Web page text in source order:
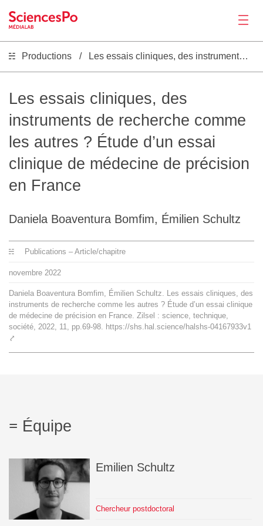
Actualités
Productions
Outils
Recrutement
L'équipe
Le médialab
FR|EN
Productions Les essais cliniques, des instruments de recherche comme les autres ? Étude d’un essai clinique de médecine de précision en France
Les essais cliniques, des
instruments de recherche comme
les autres ? Étude d’un essai
clinique de médecine de précision
en France
Daniela Boaventura Bomfim, Émilien Schultz
Publications – Article/chapitre
novembre 2022
Daniela Boaventura Bomfim, Émilien Schultz. Les essais cliniques, des
instruments de recherche comme les autres ? Étude d’un essai clinique
de médecine de précision en France. Zilsel : science, technique,
société, 2022, 11, pp.69-98. https://shs.hal.science/halshs-04167933v1
⤤
Équipe
Emilien Schultz
Chercheur postdoctoral